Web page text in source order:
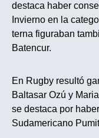
destaca haber
Invierno en la
terna figuraban
Batencur.
En Rugby resultó
Baltasar Ozú y
se destaca por
Sudamericano